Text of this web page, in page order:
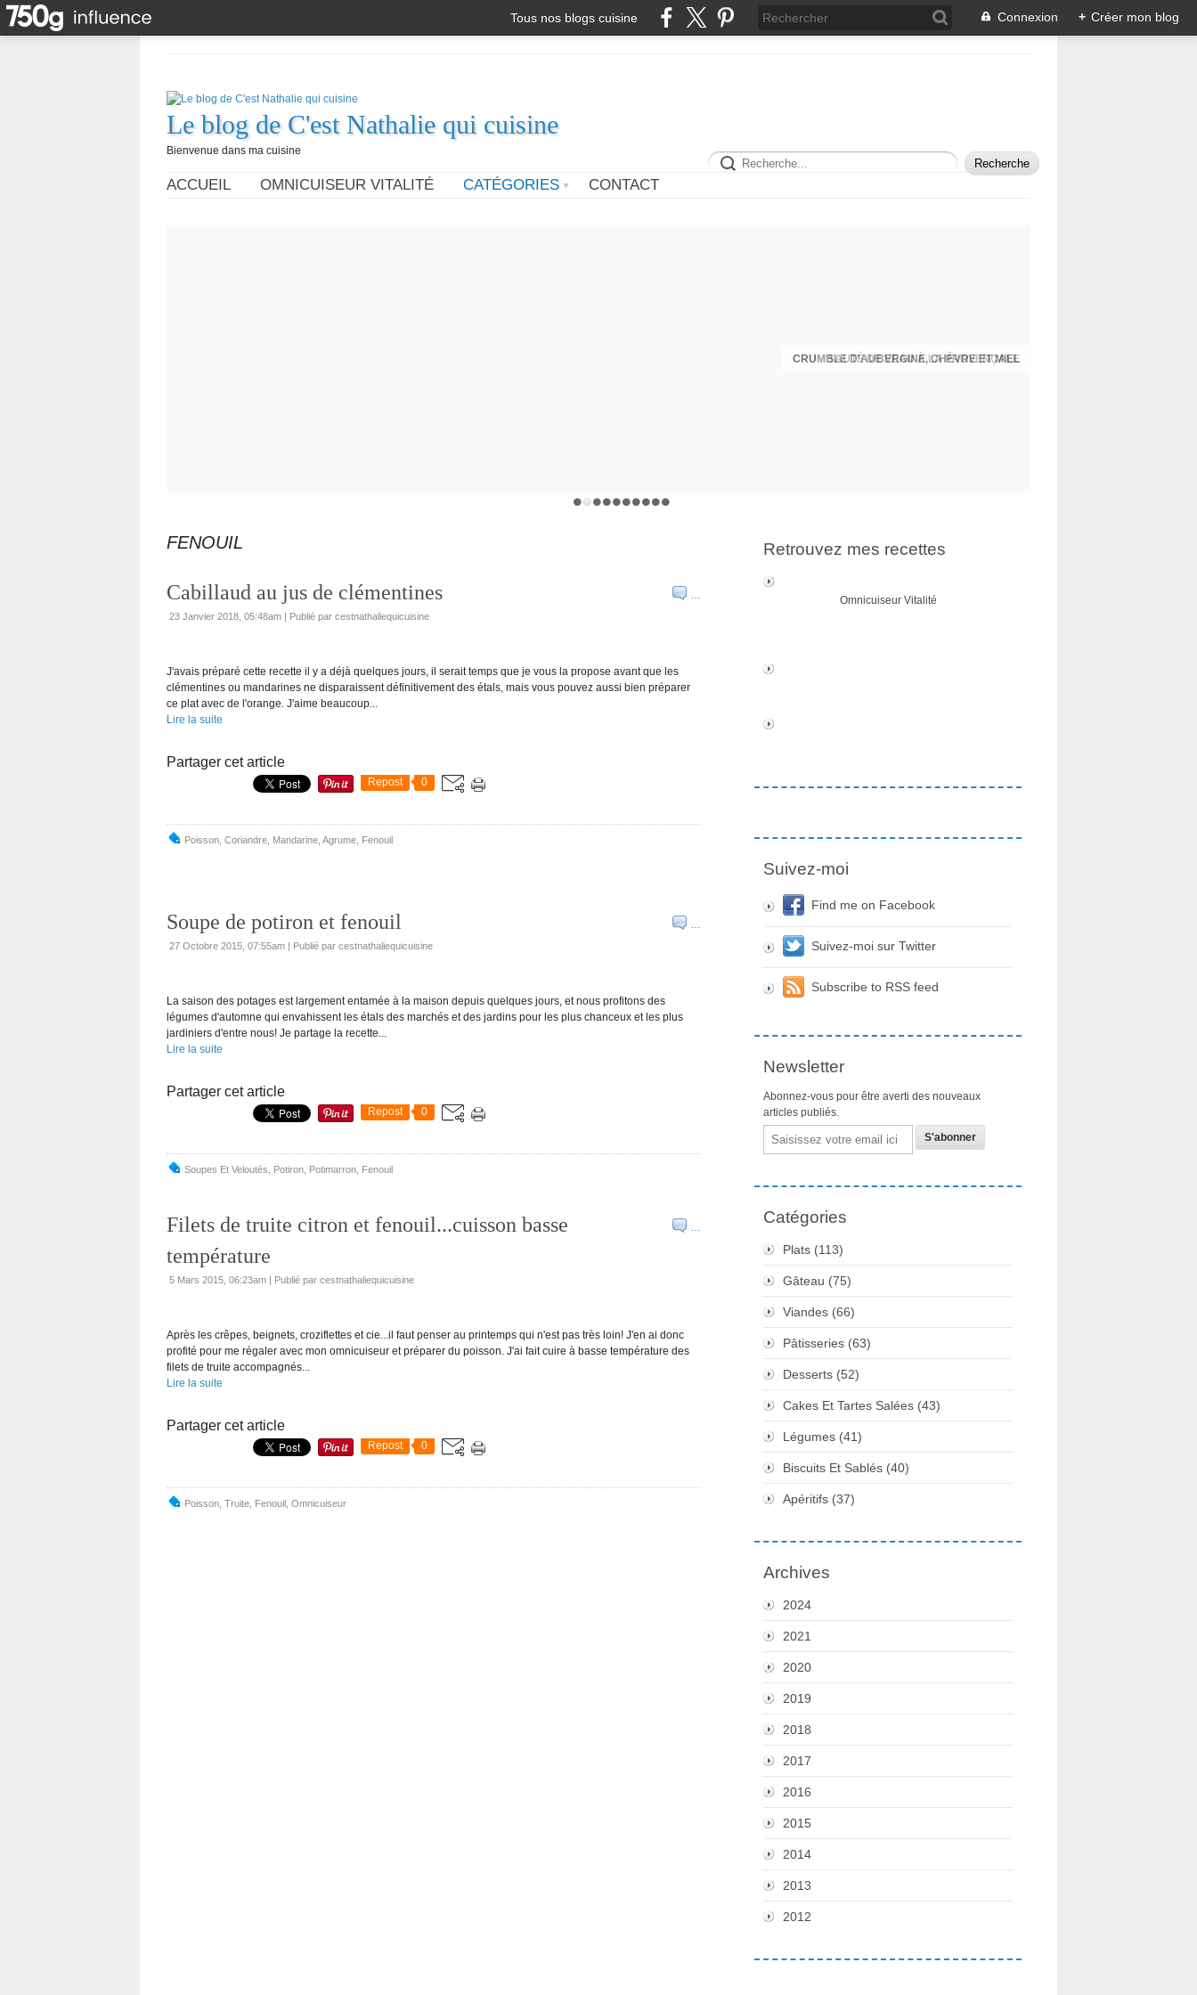
Tous nos blogs cuisine Connexion + Créer mon blog
Le blog de C'est Nathalie qui cuisine
Bienvenue dans ma cuisine
ACCUEIL OMNICUISEUR VITALITÉ CATÉGORIES CONTACT
CRUMBLE D'AUBERGINE, CHÈVRE ET MIEL
SAUTÉ DE VEAU À LA PROVENÇALE
FENOUIL
…
Cabillaud au jus de clémentines
23 Janvier 2018, 05:48am | Publié par cestnathaliequicuisine
J'avais préparé cette recette il y a déjà quelques jours, il serait temps que je vous la propose avant que les
clémentines ou mandarines ne disparaissent définitivement des étals, mais vous pouvez aussi bien préparer
ce plat avec de l'orange. J'aime beaucoup...
Lire la suite
Partager cet article
Repost 0
Poisson Coriandre Mandarine Agrume Fenouil
…
Soupe de potiron et fenouil
27 Octobre 2015, 07:55am | Publié par cestnathaliequicuisine
La saison des potages est largement entamée à la maison depuis quelques jours, et nous profitons des
légumes d'automne qui envahissent les étals des marchés et des jardins pour les plus chanceux et les plus
jardiniers d'entre nous! Je partage la recette...
Lire la suite
Partager cet article
Repost 0
Soupes Et Veloutés Potiron Potimarron Fenouil
…
Filets de truite citron et fenouil...cuisson basse
température
5 Mars 2015, 06:23am | Publié par cestnathaliequicuisine
Après les crêpes, beignets, croziflettes et cie...il faut penser au printemps qui n'est pas très loin! J'en ai donc
profité pour me régaler avec mon omnicuiseur et préparer du poisson. J'ai fait cuire à basse température des
filets de truite accompagnés...
Lire la suite
Partager cet article
Repost 0
Poisson Truite Fenouil Omnicuiseur
Retrouvez mes recettes
Omnicuiseur Vitalité
Suivez-moi
Find me on Facebook
Suivez-moi sur Twitter
Subscribe to RSS feed
Newsletter
Abonnez-vous pour être averti des nouveaux
articles publiés.
Email
Catégories
Plats (113)
Gâteau (75)
Viandes (66)
Pâtisseries (63)
Desserts (52)
Cakes Et Tartes Salées (43)
Légumes (41)
Biscuits Et Sablés (40)
Apéritifs (37)
Archives
2024
2021
2020
2019
2018
2017
2016
2015
2014
2013
2012